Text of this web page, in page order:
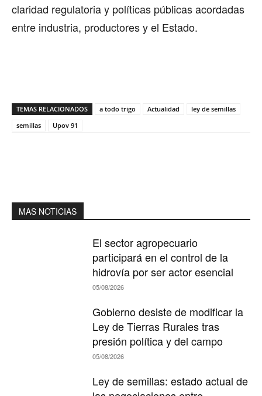
claridad regulatoria y políticas públicas acordadas
entre industria, productores y el Estado.
TEMAS RELACIONADOS a todo trigo Actualidad
ley de semillas
semillas
Upov 91
MAS NOTICIAS
El sector agropecuario
participará en el control de la
hidrovía por ser actor esencial
05/08/2026
Gobierno desiste de modificar la
Ley de Tierras Rurales tras
presión política y del campo
05/08/2026
Ley de semillas: estado actual de